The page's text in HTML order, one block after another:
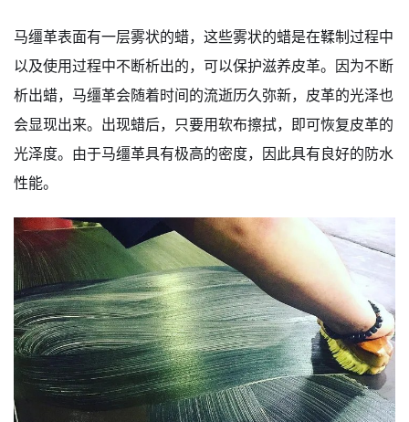
马缰革表面有一层雾状的蜡，这些雾状的蜡是在鞣制过程中
以及使用过程中不断析出的，可以保护滋养皮革。因为不断
析出蜡，马缰革会随着时间的流逝历久弥新，皮革的光泽也
会显现出来。出现蜡后，只要用软布擦拭，即可恢复皮革的
光泽度。由于马缰革具有极高的密度，因此具有良好的防水
性能。